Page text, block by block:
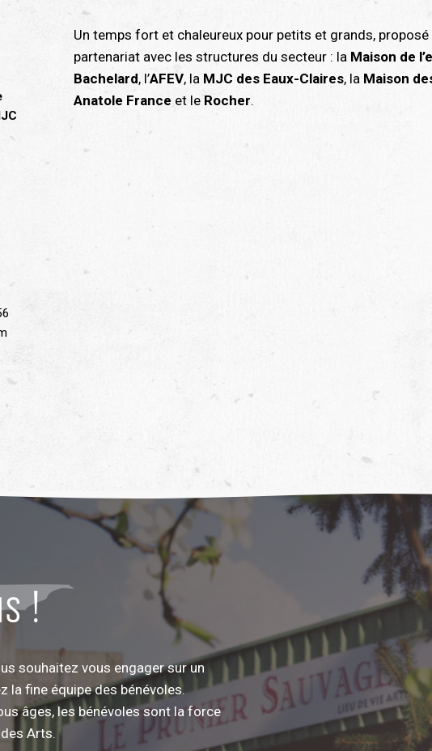
Un temps fort et chaleureux pour petits et grands, proposé
partenariat avec les structures du secteur : la Maison de
Bachelard, l’AFEV, la MJC des Eaux-Claires, la Maison
Anatole France et le Rocher.
!
souhaitez vous engager sur un
la fine équipe des bénévoles.
âges, les bénévoles sont la force
Arts.